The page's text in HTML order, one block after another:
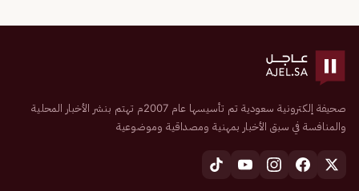
صحيفة إلكترونية سعودية تم تأسيسها عام 2007م تهتم بنشر الأخبار المحلية
والمنافسة في سبق الأخبار بمهنية ومصداقية وموضوعية